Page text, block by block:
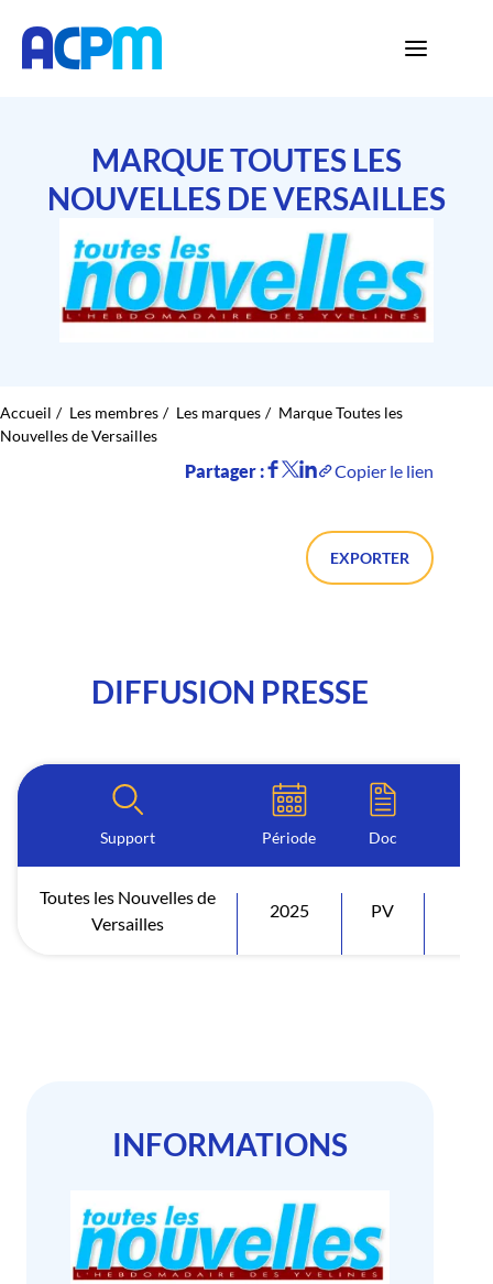
MARQUE TOUTES LES
NOUVELLES DE VERSAILLES
Accueil Les membres Les marques
Marque Toutes les
Nouvelles de Versailles
Partager : Copier le lien
EXPORTER
DIFFUSION PRESSE
Support Période Doc
Toutes les Nouvelles de
Versailles
2025 PV
INFORMATIONS